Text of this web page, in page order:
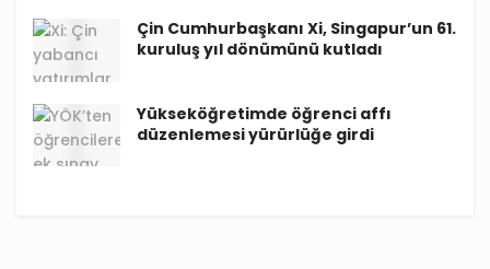
Çin Cumhurbaşkanı Xi, Singapur’un 61.
kuruluş yıl dönümünü kutladı
Yükseköğretimde öğrenci affı
düzenlemesi yürürlüğe girdi